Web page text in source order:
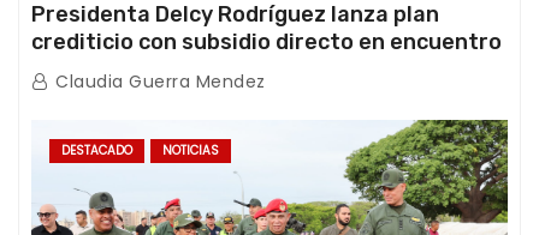
Presidenta Delcy Rodríguez lanza plan
crediticio con subsidio directo en encuentro
con Juntas de Condominio
Claudia Guerra Mendez
DESTACADO NOTICIAS